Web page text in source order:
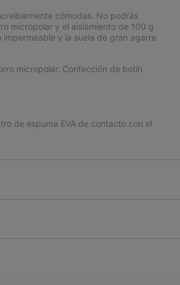
cómodas. No podrás
micropolar y el aislamiento de 100 g
y la suela de gran agarre
micropolar. Confección de botín
de espuma EVA de contacto con el